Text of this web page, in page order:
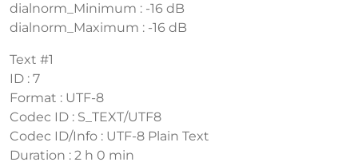
dialnorm_Minimum : -16 dB
dialnorm_Maximum : -16 dB
Text #1
ID : 7
Format : UTF-8
Codec ID : S_TEXT/UTF8
Codec ID/Info : UTF-8 Plain Text
Duration : 2 h 0 min